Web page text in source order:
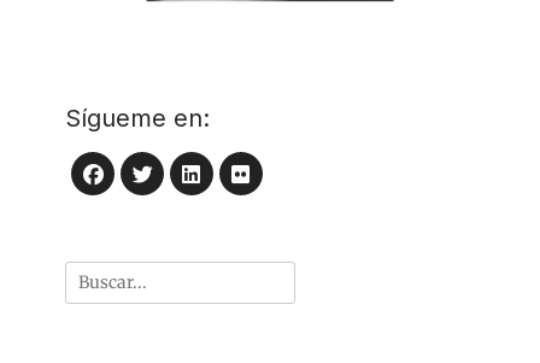
Sígueme en:
Facebook
Twitter
LinkedIn
Flickr
Buscar